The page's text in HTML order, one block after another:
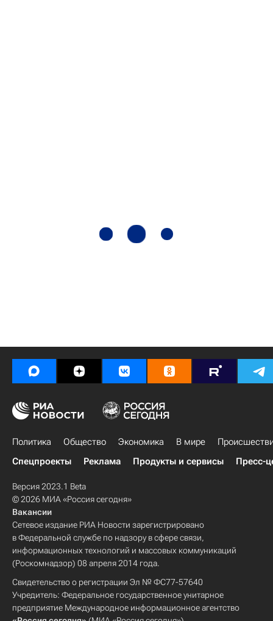
Политика Общество Экономика В мире
Спецпроекты
Реклама Продукты и сервисы Пресс-
Версия 2023.1 Beta
© 2026 МИА «Россия сегодня»
Вакансии
Сетевое издание РИА Новости зарегистрировано
в Федеральной службе по надзору в сфере связи,
информационных технологий и массовых коммуникаций
(Роскомнадзор) 08 апреля 2014 года.
Свидетельство о регистрации Эл № ФС77-57640
Учредитель: Федеральное государственное унитарное
предприятие Международное информационное агентство